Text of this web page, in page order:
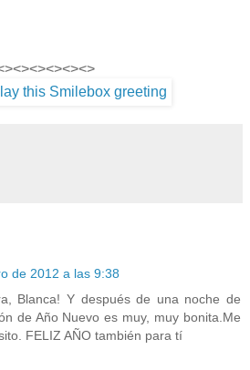
de 2012 a las 9:38
Blanca! Y después de una noche de
de Año Nuevo es muy, muy bonita.Me
FELIZ AÑO también para tí